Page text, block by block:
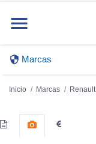
Marcas
Inicio Marcas Renault